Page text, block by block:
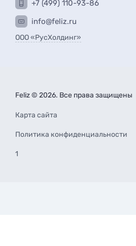
+7 (499) 110-93-86
info@feliz.ru
ООО «РусХолдинг»
Feliz © 2026. Все права защищены
Карта сайта
Политика конфиденциальности